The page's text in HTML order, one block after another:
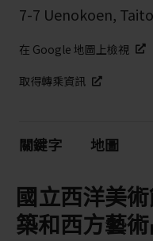
7-7 Uenokoen,
在 Google 地圖上檢視
取得轉乘資訊
關鍵字 地圖
國立西洋美
築和西方藝